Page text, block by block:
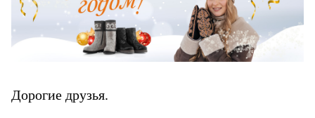
Дорогие друзья.